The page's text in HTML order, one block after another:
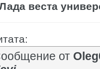
веста
от